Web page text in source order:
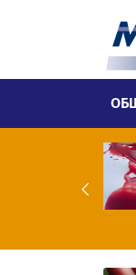
и полово